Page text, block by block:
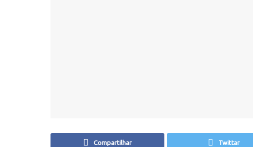
Compartilhar Twittar